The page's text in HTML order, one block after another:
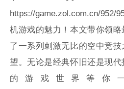
https://game.zol.com.cn/952/
机游戏的魅力！本文带你领
了一系列刺激无比的空中竞
望。无论是经典怀旧还是现
的游戏世界等你